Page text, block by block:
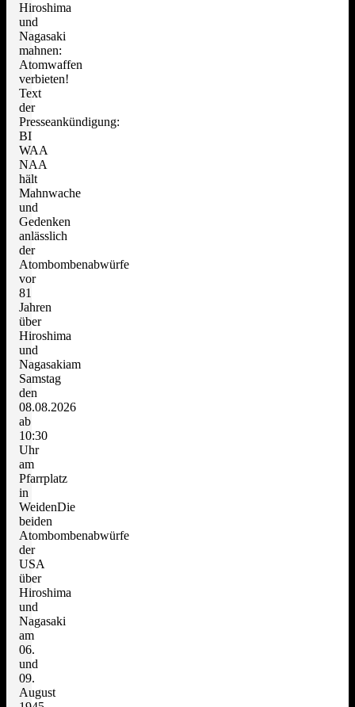
Hiroshima
und
Nagasaki
mahnen:
Atomwaffen
verbieten!
Text
der
Presseankündigung:
BI
WAA
NAA
hält
Mahnwache
und
Gedenken
anlässlich
der
Atombombenabwürfe
vor
81
Jahren
über
Hiroshima
und
Nagasakiam
Samstag
den
08.08.2026
ab
10:30
Uhr
am
Pfarrplatz
in
WeidenDie
beiden
Atombombenabwürfe
der
USA
über
Hiroshima
und
Nagasaki
am
06.
und
09.
August